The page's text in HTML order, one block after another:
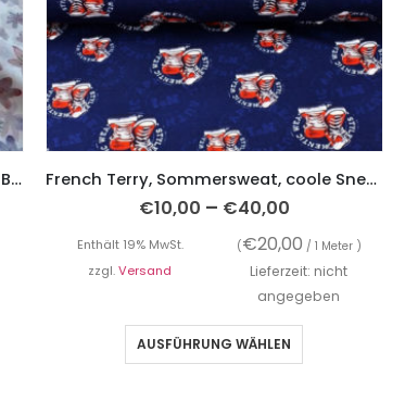
Bio Jersey, Minimal Print, kleine bunte Blumen auf Weiß – Streublumen French Terry, Sommersweat, coole Sneakers auf Blau
€10,00 – €40,00
Enthält 19% MwSt. (€20,00 / 1 Meter )
zzgl.Versand
Lieferzeit: nicht
angegeben
AUSFÜHRUNG WÄHLEN